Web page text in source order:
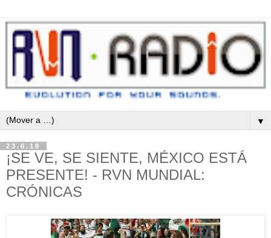
▼
23.6.18
¡SE VE, SE SIENTE, MÉXICO ESTÁ
PRESENTE! - RVN MUNDIAL:
CRÓNICAS